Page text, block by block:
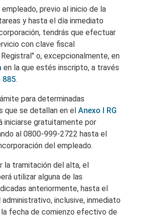
previo al inicio de la
y hasta el día inmediato
tendrás que efectuar
con clave fiscal
o, excepcionalmente, en
en la que estés inscripto, a través
885.
para determinadas
que se detallan en el Anexo I RG
iniciarse gratuitamente por
al 0800-999-2722 hasta el
del empleado.
la tramitación del alta, el
utilizar alguna de las
anteriormente, hasta el
inclusive, inmediato
fecha de comienzo efectivo de